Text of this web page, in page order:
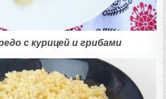
с курицей и грибами